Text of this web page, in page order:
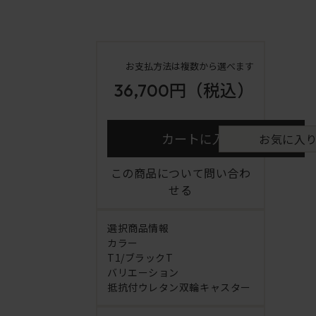
お支払方法は複数から選べます
36,700円 （税込）
カートに入れる お気に入
この商品について問い合わ
せる
選択商品情報
カラー
T1/ブラックT
バリエーション
抵抗付ウレタン双輪キャスター